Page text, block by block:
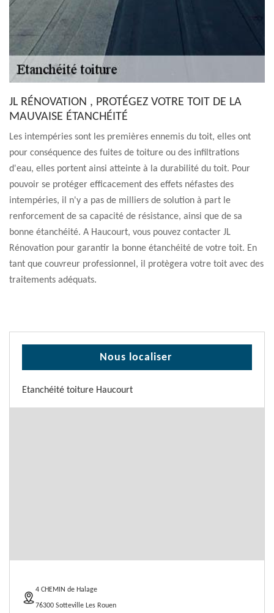
JL RÉNOVATION , PROTÉGEZ VOTRE TOIT DE LA
MAUVAISE ÉTANCHÉITÉ
Les intempéries sont les premières ennemis du toit, elles ont
pour conséquence des fuites de toiture ou des infiltrations
d'eau, elles portent ainsi atteinte à la durabilité du toit. Pour
pouvoir se protéger efficacement des effets néfastes des
intempéries, il n'y a pas de milliers de solution à part le
renforcement de sa capacité de résistance, ainsi que de sa
bonne étanchéité. A Haucourt, vous pouvez contacter JL
Rénovation pour garantir la bonne étanchéité de votre toit. En
tant que couvreur professionnel, il protègera votre toit avec des
traitements adéquats.
Nous localiser
Etanchéité toiture Haucourt
4 CHEMIN de Halage
76300 Sotteville Les Rouen